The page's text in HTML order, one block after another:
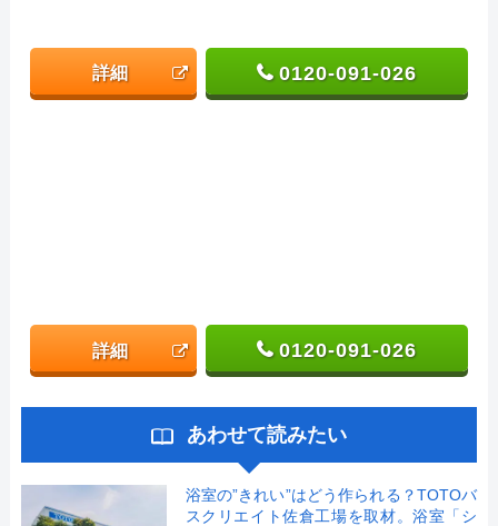
詳細 0120-091-026
詳細 0120-091-026
あわせて読みたい
浴室の”きれい”はどう作られる？TOTOバ
スクリエイト佐倉工場を取材。浴室「シ